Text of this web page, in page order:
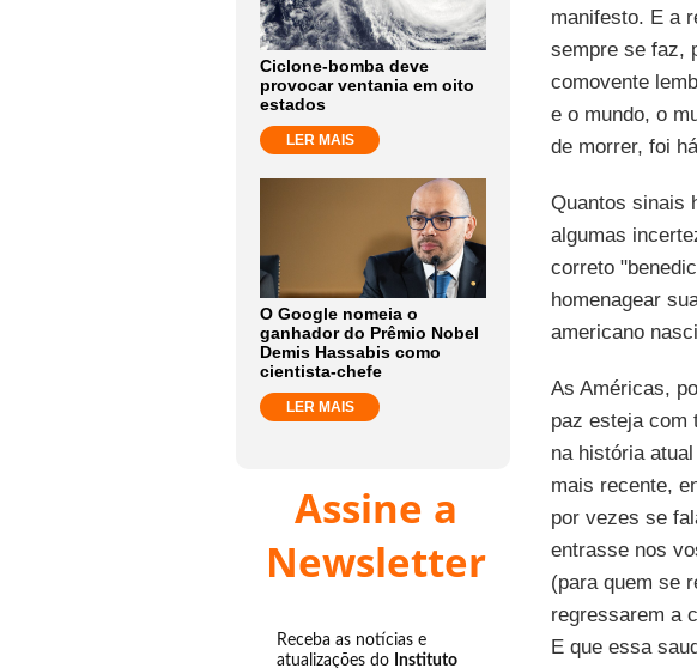
Ciclone-bomba deve
provocar ventania em oito
estados
LER MAIS
O Google nomeia o
ganhador do Prêmio Nobel
Demis Hassabis como
cientista-chefe
LER MAIS
Assine a
Newsletter
Receba as notícias e
atualizações do Instituto
manifesto. E a
sempre se faz,
comovente
e o mundo, o
de morrer, foi
Quantos sinais
algumas
correto
homenagear
americano
As Américas,
paz esteja com
na história
mais recente,
por vezes se
entrasse nos
(para quem se
regressarem a
E que essa